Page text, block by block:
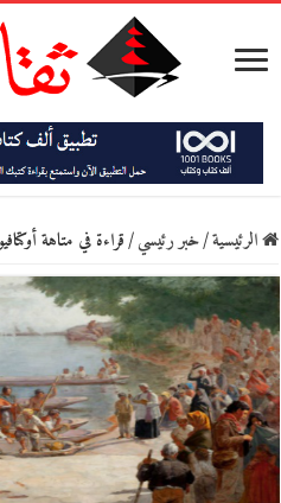
الرئيسية/خبر رئيسي/قراءة في متاهة